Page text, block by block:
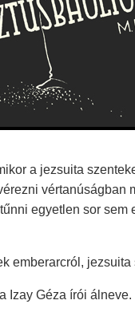
a jezsuita
vértanúságban
egyetlen sor sem
emberarcról,
Izay Géza írói álneve.